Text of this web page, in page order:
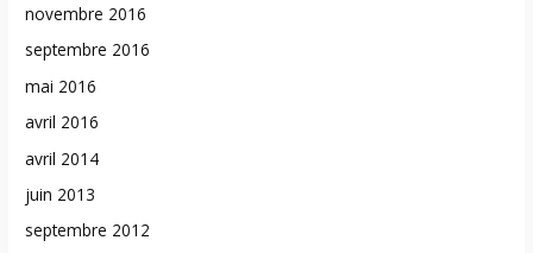
novembre 2016
septembre 2016
mai 2016
avril 2016
avril 2014
juin 2013
septembre 2012